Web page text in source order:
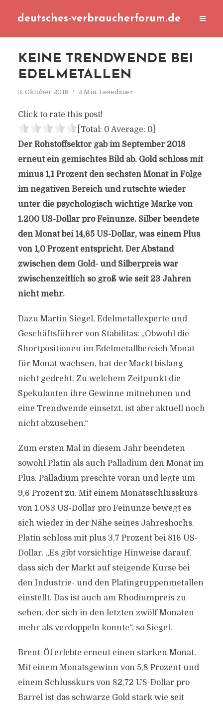
deutsches-verbraucherforum.de
KEINE TRENDWENDE BEI
EDELMETALLEN
3. Oktober 2018 2 Min. Lesedauer
Click to rate this post!
[Total: 0 Average: 0]
Der Rohstoffsektor gab im September 2018
erneut ein gemischtes Bild ab. Gold schloss mit
minus 1,1 Prozent den sechsten Monat in Folge
im negativen Bereich und rutschte wieder
unter die psychologisch wichtige Marke von
1.200 US-Dollar pro Feinunze. Silber beendete
den Monat bei 14,65 US-Dollar, was einem Plus
von 1,0 Prozent entspricht. Der Abstand
zwischen dem Gold- und Silberpreis war
zwischenzeitlich so groß wie seit 23 Jahren
nicht mehr.
Dazu Martin Siegel, Edelmetallexperte und
Geschäftsführer von Stabilitas: „Obwohl die
Shortpositionen im Edelmetallbereich Monat
für Monat wachsen, hat der Markt bislang
nicht gedreht. Zu welchem Zeitpunkt die
Spekulanten ihre Gewinne mitnehmen und
eine Trendwende einsetzt, ist aber aktuell noch
nicht abzusehen.“
Zum ersten Mal in diesem Jahr beendeten
sowohl Platin als auch Palladium den Monat im
Plus. Palladium preschte voran und legte um
9,6 Prozent zu. Mit einem Monatsschlusskurs
von 1.083 US-Dollar pro Feinunze bewegt es
sich wieder in der Nähe seines Jahreshochs.
Platin schloss mit plus 3,7 Prozent bei 816 US-
Dollar. „Es gibt vorsichtige Hinweise darauf,
dass sich der Markt auf steigende Kurse bei
den Industrie- und den Platingruppenmetallen
einstellt. Das ist auch am Rhodiumpreis zu
sehen, der sich in den letzten zwölf Monaten
mehr als verdoppeln konnte“, so Siegel.
Brent-Öl erlebte erneut einen starken Monat.
Mit einem Monatsgewinn von 5,8 Prozent und
einem Schlusskurs von 82,72 US-Dollar pro
Barrel ist das schwarze Gold stark wie seit